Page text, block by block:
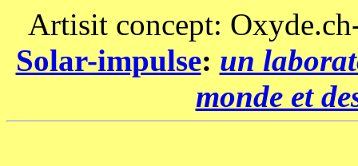
Artisit concept:
Solar-impulse: un
monde et